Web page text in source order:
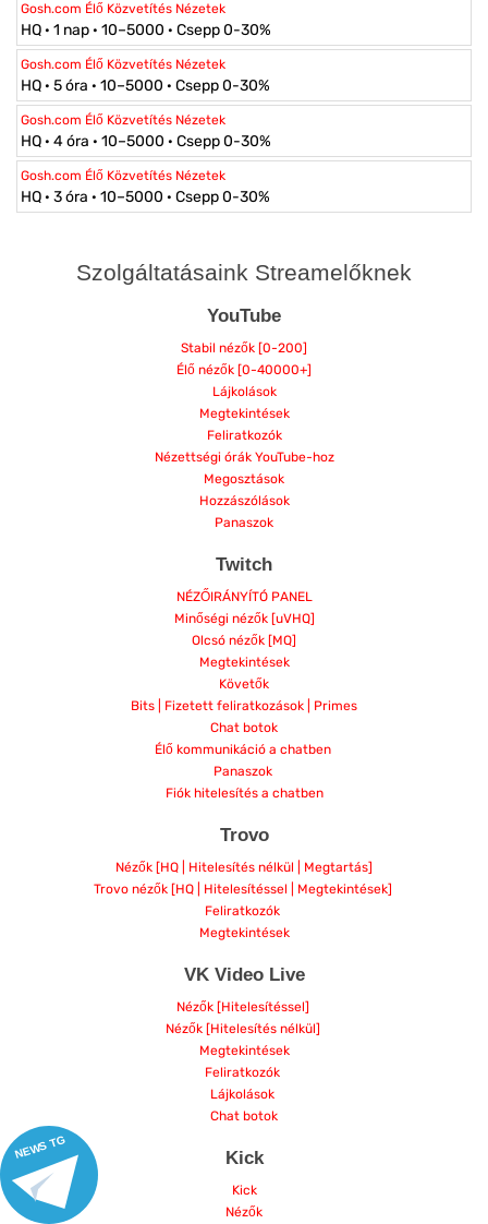
NEWS TG
Gosh.com Élő Közvetítés Nézetek
HQ · 1 nap · 10–5000 · Csepp 0-30%
Gosh.com Élő Közvetítés Nézetek
HQ · 5 óra · 10–5000 · Csepp 0-30%
Gosh.com Élő Közvetítés Nézetek
HQ · 4 óra · 10–5000 · Csepp 0-30%
Gosh.com Élő Közvetítés Nézetek
HQ · 3 óra · 10–5000 · Csepp 0-30%
Szolgáltatásaink Streamelőknek
YouTube
Stabil nézők [0-200]
Élő nézők [0-40000+]
Lájkolások
Megtekintések
Feliratkozók
Nézettségi órák YouTube-hoz
Megosztások
Hozzászólások
Panaszok
Twitch
NÉZŐIRÁNYÍTÓ PANEL
Minőségi nézők [uVHQ]
Olcsó nézők [MQ]
Megtekintések
Követők
Bits | Fizetett feliratkozások | Primes
Chat botok
Élő kommunikáció a chatben
Panaszok
Fiók hitelesítés a chatben
Trovo
Nézők [HQ | Hitelesítés nélkül | Megtartás]
Trovo nézők [HQ | Hitelesítéssel | Megtekintések]
Feliratkozók
Megtekintések
VK Video Live
Nézők [Hitelesítéssel]
Nézők [Hitelesítés nélkül]
Megtekintések
Feliratkozók
Lájkolások
Chat botok
Kick
Kick
Nézők